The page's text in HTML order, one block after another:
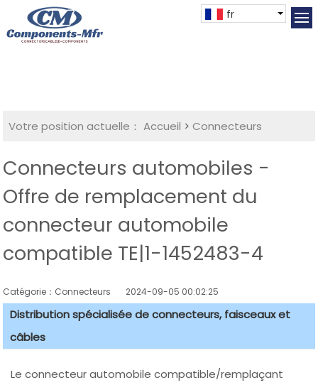
fr
Votre position actuelle： Accueil >Connecteurs
Connecteurs automobiles -
Offre de remplacement du
connecteur automobile
compatible TE|1-1452483-4
Catégorie：Connecteurs 2024-09-05 00:02:25
Distribution spécialisée de connecteurs, faisceaux et
câbles
Le connecteur automobile compatible/remplaçant